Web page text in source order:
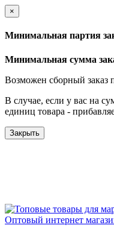
×
Минимальная партия
Минимальная сумма
Возможен сборный заказ
В случае, если у вас на
единиц товара -
Закрыть